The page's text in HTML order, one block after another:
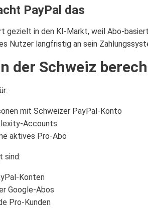
PayPal das
gezielt in den KI-Markt, weil Abo-
Nutzer langfristig an sein
der Schweiz
mit Schweizer PayPal-Konto
Accounts
aktives Pro-Abo
sind:
Konten
Google-Abos
Pro-Kunden